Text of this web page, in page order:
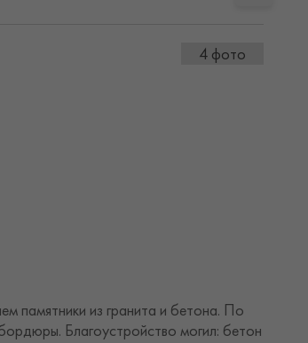
4 фото
памятники из гранита и бетона. По
Благоустройство могил: бетон